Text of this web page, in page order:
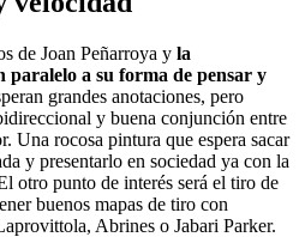
de Joan Peñarroya y la
paralelo a su forma de pensar y
grandes anotaciones, pero
y buena conjunción entre
Una rocosa pintura que espera sacar
y presentarlo en sociedad ya con la
otro punto de interés será el tiro de
buenos mapas de tiro con
Abrines o Jabari Parker.